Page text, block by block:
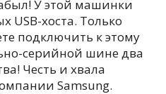
У этой машинки
USB-хоста. Только
подключить к этому
серийной шине два
Честь и хвала
Samsung.